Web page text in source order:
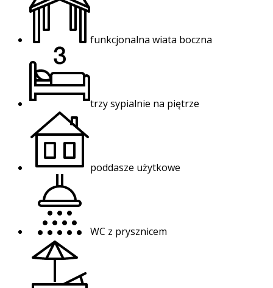
funkcjonalna wiata boczna
trzy sypialnie na piętrze
poddasze użytkowe
WC z prysznicem